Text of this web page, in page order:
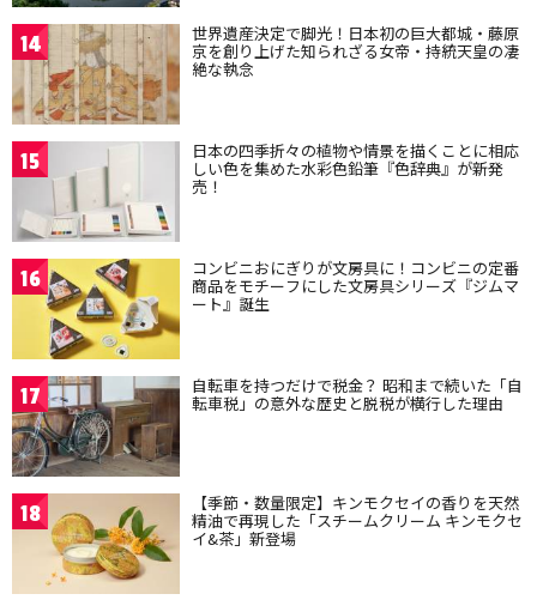
14 世界遺産決定で脚光！日本初の巨大都城・藤原
京を創り上げた知られざる女帝・持統天皇の凄
絶な執念
15 日本の四季折々の植物や情景を描くことに相応
しい色を集めた水彩色鉛筆『色辞典』が新発
売！
16 コンビニおにぎりが文房具に！コンビニの定番
商品をモチーフにした文房具シリーズ『ジムマ
ート』誕生
17 自転車を持つだけで税金？ 昭和まで続いた「自
転車税」の意外な歴史と脱税が横行した理由
18 【季節・数量限定】キンモクセイの香りを天然
精油で再現した「スチームクリーム キンモクセ
イ&茶」新登場